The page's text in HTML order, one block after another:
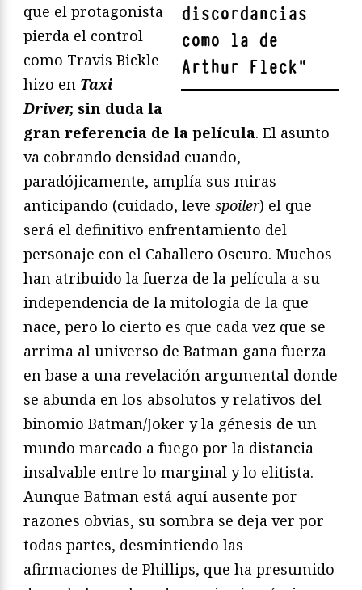
discordancias
como la de
Arthur Fleck"
que el protagonista
pierda el control
como Travis Bickle
hizo en Taxi
Driver, sin duda la
gran referencia de la película. El asunto
va cobrando densidad cuando,
paradójicamente, amplía sus miras
anticipando (cuidado, leve spoiler) el que
será el definitivo enfrentamiento del
personaje con el Caballero Oscuro. Muchos
han atribuido la fuerza de la película a su
independencia de la mitología de la que
nace, pero lo cierto es que cada vez que se
arrima al universo de Batman gana fuerza
en base a una revelación argumental donde
se abunda en los absolutos y relativos del
binomio Batman/Joker y la génesis de un
mundo marcado a fuego por la distancia
insalvable entre lo marginal y lo elitista.
Aunque Batman está aquí ausente por
razones obvias, su sombra se deja ver por
todas partes, desmintiendo las
afirmaciones de Phillips, que ha presumido